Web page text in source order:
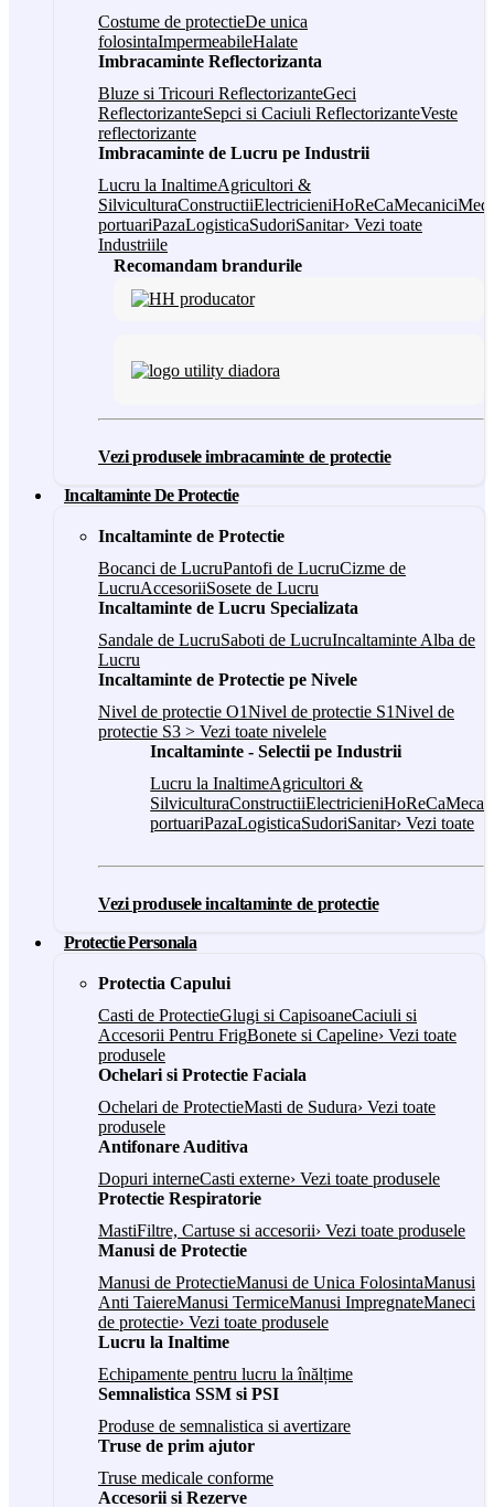
Costume de protectieDe unica
folosintaImpermeabileHalate
Imbracaminte Reflectorizanta
Bluze si Tricouri ReflectorizanteGeci
ReflectorizanteSepci si Caciuli ReflectorizanteVeste
reflectorizante
Imbracaminte de Lucru pe Industrii
Lucru la InaltimeAgricultori &
SilviculturaConstructiiElectricieniHoReCaMecanici
portuariPazaLogisticaSudoriSanitar› Vezi toate
Industriile
Recomandam brandurile
Vezi produsele imbracaminte de protectie
Incaltaminte De Protectie
Incaltaminte de Protectie
Bocanci de LucruPantofi de LucruCizme de
LucruAccesoriiSosete de Lucru
Incaltaminte de Lucru Specializata
Sandale de LucruSaboti de LucruIncaltaminte Alba de
Lucru
Incaltaminte de Protectie pe Nivele
Nivel de protectie O1Nivel de protectie S1Nivel de
protectie S3 > Vezi toate nivelele
Incaltaminte - Selectii pe Industrii
Lucru la InaltimeAgricultori &
SilviculturaConstructiiElectricieniHoReCa
portuariPazaLogisticaSudoriSanitar› Vezi toate
Vezi produsele incaltaminte de protectie
Protectie Personala
Protectia Capului
Casti de ProtectieGlugi si CapisoaneCaciuli si
Accesorii Pentru FrigBonete si Capeline› Vezi toate
produsele
Ochelari si Protectie Faciala
Ochelari de ProtectieMasti de Sudura› Vezi toate
produsele
Antifonare Auditiva
Dopuri interneCasti externe› Vezi toate produsele
Protectie Respiratorie
MastiFiltre, Cartuse si accesorii› Vezi toate produsele
Manusi de Protectie
Manusi de ProtectieManusi de Unica FolosintaManusi
Anti TaiereManusi TermiceManusi ImpregnateManeci
de protectie› Vezi toate produsele
Lucru la Inaltime
Echipamente pentru lucru la înălțime
Semnalistica SSM si PSI
Produse de semnalistica si avertizare
Truse de prim ajutor
Truse medicale conforme
Accesorii si Rezerve